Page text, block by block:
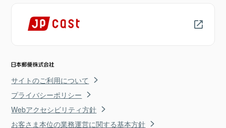
サイトのご利用について
プライバシーポリシー
Webアクセシビリティ方針
お客さま本位の業務運営に関する基本方針